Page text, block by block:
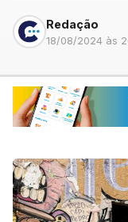
Redação
18/08/2024 às